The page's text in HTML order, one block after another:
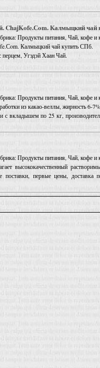
ChajKofe.Сom. Калмыцкий чай
Продукты питания, Чай, кофе и
Калмыцкий чай купить СПб.
Угэдэй Хаан Чай.
Продукты питания, Чай, кофе и
из какао-веллы, жирность 6-
вкладышем по 25 кг,
Продукты питания, Чай, кофе и
высококачественный
первые цены, доставка